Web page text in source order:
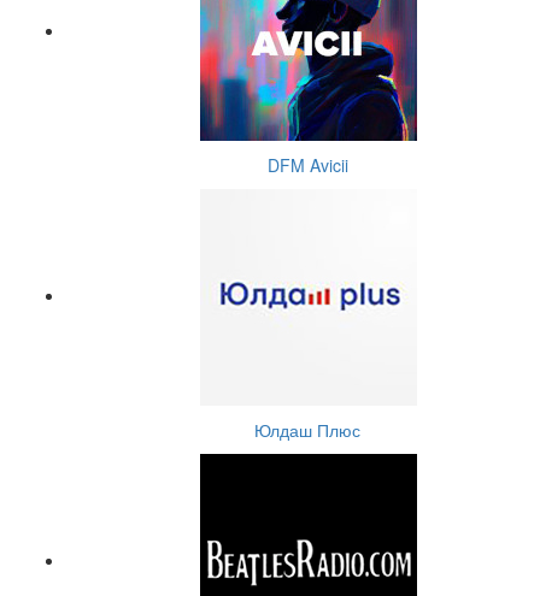
DFM Avicii
Юлдаш Плюс